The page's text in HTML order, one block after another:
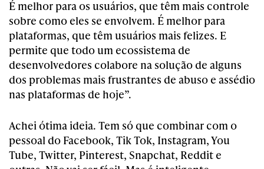
É melhor para os usuários, que têm mais controle
sobre como eles se envolvem. É melhor para
plataformas, que têm usuários mais felizes. E
permite que todo um ecossistema de
desenvolvedores colabore na solução de alguns
dos problemas mais frustrantes de abuso e assédio
nas plataformas de hoje”.
Achei ótima ideia. Tem só que combinar com o
pessoal do Facebook, Tik Tok, Instagram, You
Tube, Twitter, Pinterest, Snapchat, Reddit e